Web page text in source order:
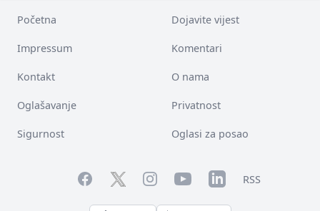
Početna Dojavite vijest
Impressum Komentari
Kontakt O nama
Oglašavanje Privatnost
Sigurnost Oglasi za posao
FacebookTwitterInstagramYouTubeLinkedInRSS